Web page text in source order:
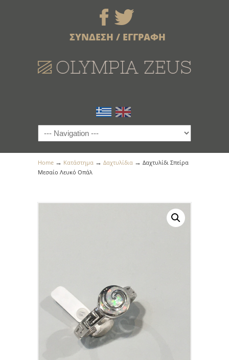
ΣΥΝΔΕΣΗ / ΕΓΓΡΑΦΗ
Home → Κατάστημα → Δαχτυλίδια → Δαχτυλίδι Σπείρα
Μεσαίο Λευκό Οπάλ